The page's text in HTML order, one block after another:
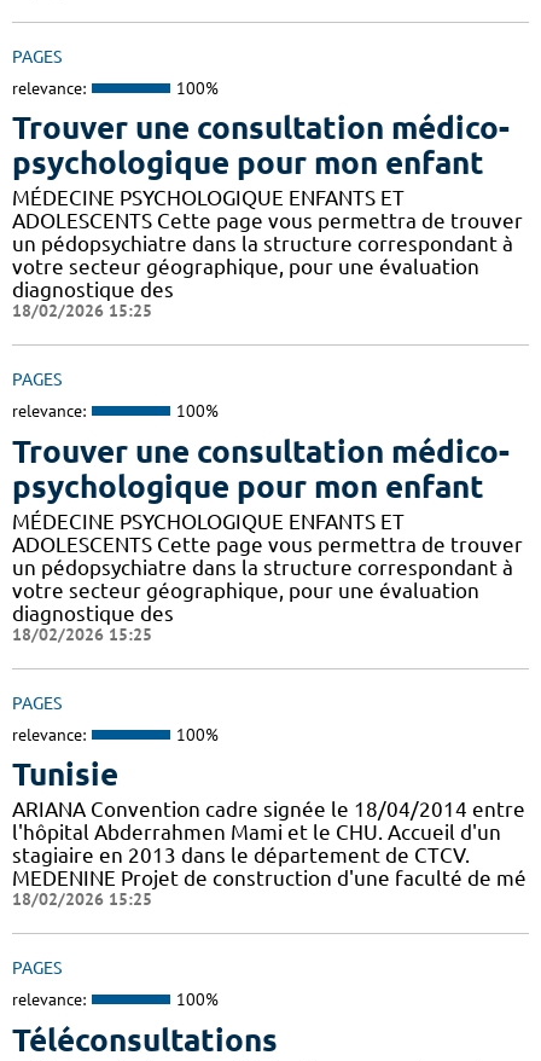
PAGES
relevance: 100%
Trouver une consultation médico-
psychologique pour mon enfant
MÉDECINE PSYCHOLOGIQUE ENFANTS ET
ADOLESCENTS Cette page vous permettra de trouver
un pédopsychiatre dans la structure correspondant à
votre secteur géographique, pour une évaluation
diagnostique des
18/02/2026 15:25
PAGES
relevance: 100%
Trouver une consultation médico-
psychologique pour mon enfant
MÉDECINE PSYCHOLOGIQUE ENFANTS ET
ADOLESCENTS Cette page vous permettra de trouver
un pédopsychiatre dans la structure correspondant à
votre secteur géographique, pour une évaluation
diagnostique des
18/02/2026 15:25
PAGES
relevance: 100%
Tunisie
ARIANA Convention cadre signée le 18/04/2014 entre
l'hôpital Abderrahmen Mami et le CHU. Accueil d'un
stagiaire en 2013 dans le département de CTCV.
MEDENINE Projet de construction d'une faculté de mé
18/02/2026 15:25
PAGES
relevance: 100%
Téléconsultations